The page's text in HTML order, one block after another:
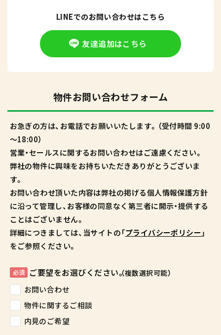
LINEでのお問い合わせはこちら
友達追加はこちら
物件お問い合わせフォーム
お急ぎの方は、お電話でお願いいたします。（受付時間 9:00
～18:00）
営業・セールスに関するお問い合わせはご遠慮ください。
弊社の物件に興味をお持ちいただきありがとうございま
す。
お問い合わせ頂いた内容は弊社の掲げる個人情報保護方針
に沿って管理し、お客様の同意なく第三者に開示・提供する
ことはございません。
詳細につきましては、当サイトの「プライバシーポリシー」
をご参照ください。
必須 ご要望をお選びください。（複数選択可能）
お問い合わせ
物件に関するご相談
内見のご希望